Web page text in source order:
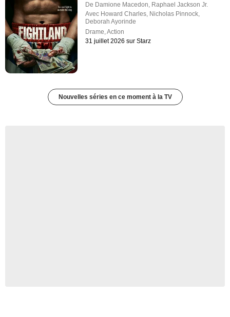
De Damione Macedon Raphael Jackson Jr.
Avec Howard Charles Nicholas Pinnock
Deborah Ayorinde
Drame ,Action
31 juillet 2026 sur Starz
Nouvelles séries en ce moment à la TV